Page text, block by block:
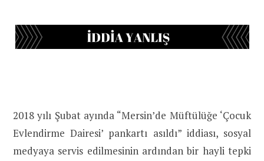
2018 yılı Şubat ayında “Mersin’de Müftülüğe ‘Çocuk
Evlendirme Dairesi’ pankartı asıldı” iddiası, sosyal
medyaya servis edilmesinin ardından bir hayli tepki